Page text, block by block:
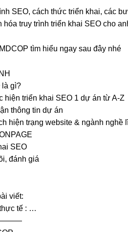
SEO, cách thức triển khai, các
hóa truy trình triển khai SEO cho
tìm hiểu ngay sau đây nhé
là gì?
hiện triển khai SEO 1 dự án từ A-Z
thông tin dự án
hiện trạng website & ngành nghề
SEO
đánh giá
viết:
tế : …